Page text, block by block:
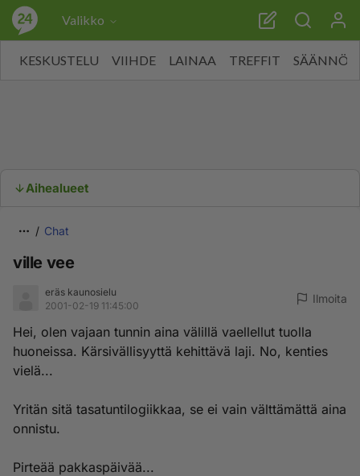
Valikko
KESKUSTELU VIIHDE LAINAA TREFFIT SÄÄNNÖT
Aihealueet
Chat
ville vee
eräs kaunosielu
2001-02-19 11:45:00
Ilmoita
Hei, olen vajaan tunnin aina välillä vaellellut tuolla
huoneissa. Kärsivällisyyttä kehittävä laji. No, kenties
vielä...
Yritän sitä tasatuntilogiikkaa, se ei vain välttämättä aina
onnistu.
Pirteää pakkaspäivää...